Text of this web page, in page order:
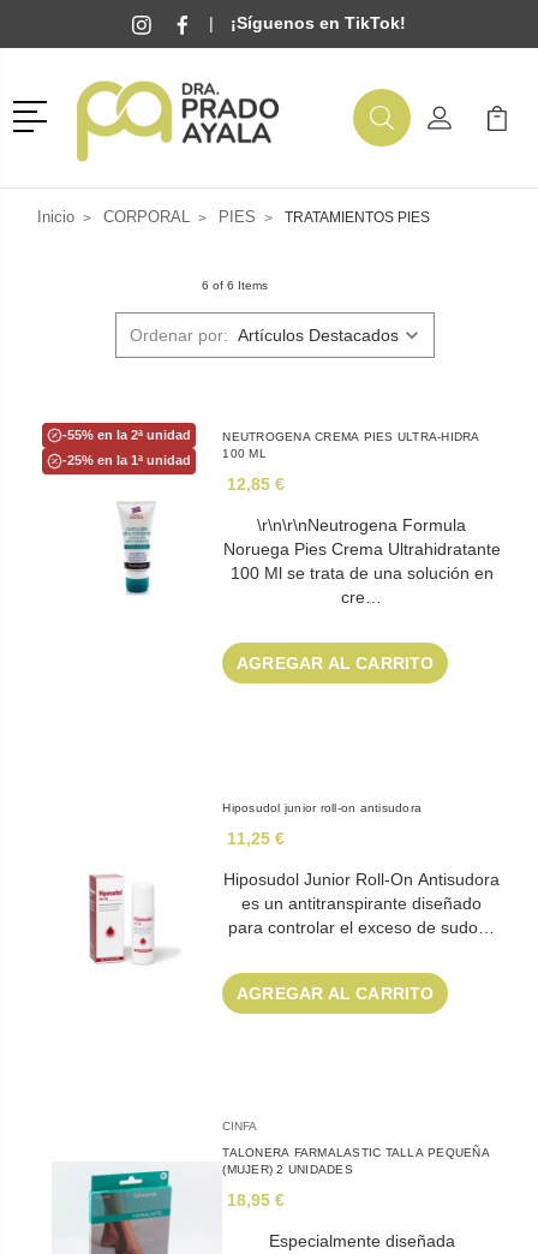
| ¡Síguenos en TikTok!
Menú
BuscarMi Cuenta
Mi
Inicio CORPORAL PIES TRATAMIENTOS PIES
6 of 6 Items
Ordenar por:
-55% en la 2ª unidad
-25% en la 1ª unidad
NEUTROGENA CREMA PIES ULTRA-HIDRA
100 ML
12,85 €
\r\n\r\nNeutrogena Formula
Noruega Pies Crema Ultrahidratante
100 Ml se trata de una solución en
cre…
AGREGAR AL CARRITO
Hiposudol junior roll-on antisudora
11,25 €
Hiposudol Junior Roll-On Antisudora
es un antitranspirante diseñado
para controlar el exceso de sudo…
AGREGAR AL CARRITO
CINFA
TALONERA FARMALASTIC TALLA PEQUEÑA
(MUJER) 2 UNIDADES
18,95 €
Especialmente diseñada